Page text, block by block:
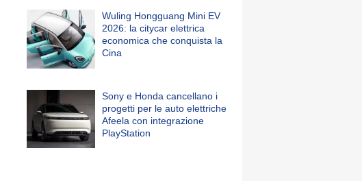
Wuling Hongguang Mini EV
2026: la citycar elettrica
economica che conquista la
Cina
Sony e Honda cancellano i
progetti per le auto elettriche
Afeela con integrazione
PlayStation